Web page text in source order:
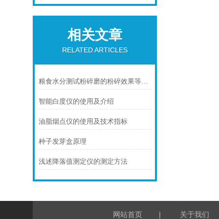
相关文章
RELATED ARTICLES
粮食水分测试粉碎磨的粉碎效果等特点介绍
智能白度仪的使用及介绍
油脂烟点仪的使用及技术指标
种子发芽盒原理
浅述降落值测定仪的测定方法
网站首页 | 关于我们